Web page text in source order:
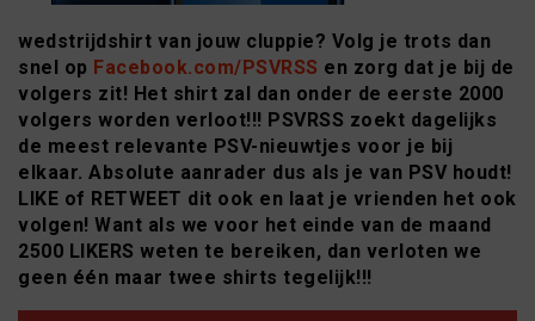
wedstrijdshirt van jouw cluppie? Volg je trots dan
snel op Facebook.com/PSVRSS en zorg dat je bij de
volgers zit! Het shirt zal dan onder de eerste 2000
volgers worden verloot!!! PSVRSS zoekt dagelijks
de meest relevante PSV-nieuwtjes voor je bij
elkaar. Absolute aanrader dus als je van PSV houdt!
LIKE of RETWEET dit ook en laat je vrienden het ook
volgen! Want als we voor het einde van de maand
2500 LIKERS weten te bereiken, dan verloten we
geen één maar twee shirts tegelijk!!!